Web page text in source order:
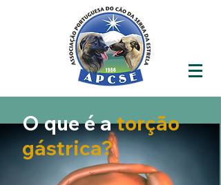
O que é atorção
gástrica?